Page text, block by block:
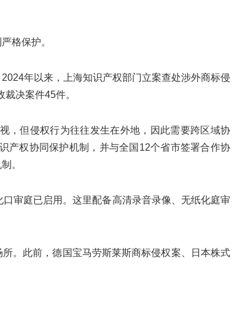
格保护。
年以来，上海知识产权部门立案查处涉外商标侵
决案件45件。
，但侵权行为往往发生在外地，因此需要跨区域协
产权协同保护机制，并与全国12个省市签署合作协
。
审庭已启用。这里配备高清录音录像、无纸化庭审
。此前，德国宝马劳斯莱斯商标侵权案、日本株式